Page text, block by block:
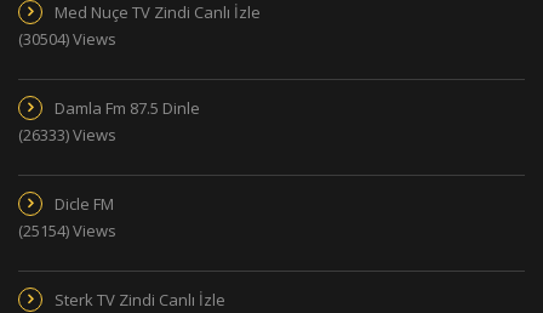
Med Nuçe TV Zindi Canlı İzle
(30504) Views
Damla Fm 87.5 Dinle
(26333) Views
Dicle FM
(25154) Views
Sterk TV Zindi Canlı İzle